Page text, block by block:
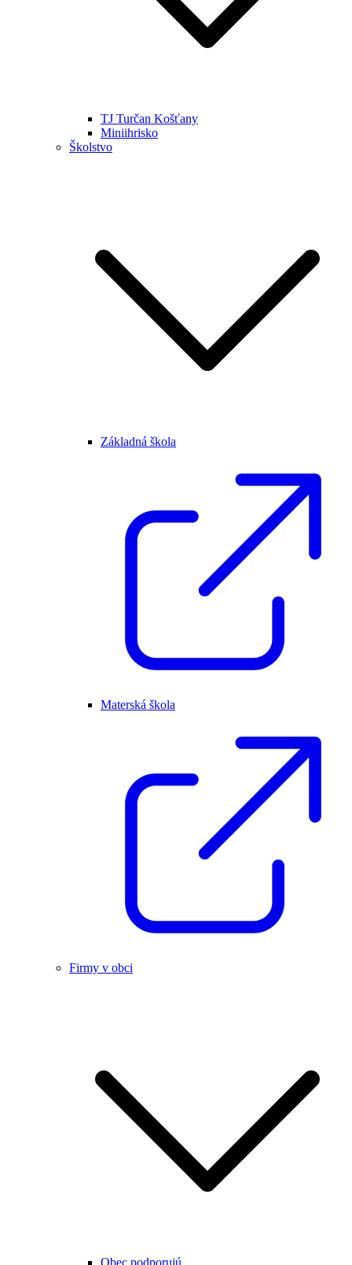
TJ Turčan Košťany
Miniihrisko
Školstvo
Základná škola
Materská škola
Firmy v obci